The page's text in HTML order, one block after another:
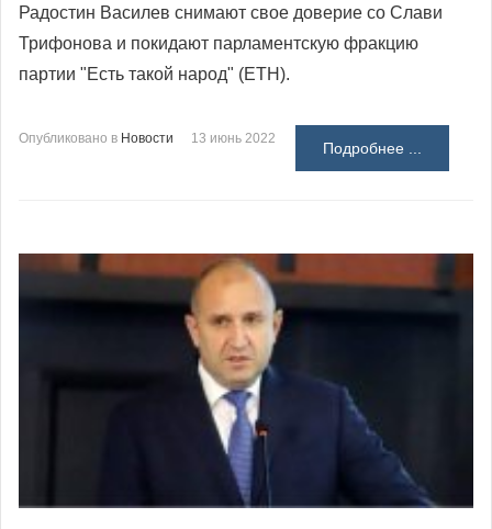
Радостин Василев снимают свое доверие со Слави
Трифонова и покидают парламентскую фракцию
партии "Есть такой народ" (ЕТН).
Опубликовано в Новости 13 июнь 2022
Подробнее ...